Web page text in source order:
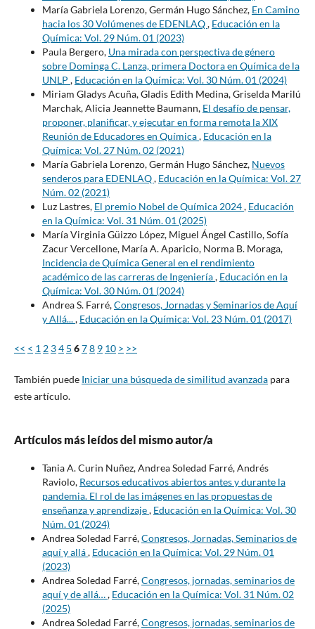
María Gabriela Lorenzo, Germán Hugo Sánchez, En Camino
hacia los 30 Volúmenes de EDENLAQ, Educación en la
Química: Vol. 29 Núm. 01 (2023)
Paula Bergero, Una mirada con perspectiva de género
sobre Dominga C. Lanza, primera Doctora en Química de la
UNLP , Educación en la Química: Vol. 30 Núm. 01 (2024)
Miriam Gladys Acuña, Gladis Edith Medina, Griselda Marilú
Marchak, Alicia Jeannette Baumann, El desafío de pensar,
proponer, planificar, y ejecutar en forma remota la XIX
Reunión de Educadores en Química, Educación en la
Química: Vol. 27 Núm. 02 (2021)
María Gabriela Lorenzo, Germán Hugo Sánchez, Nuevos
senderos para EDENLAQ, Educación en la Química: Vol. 27
Núm. 02 (2021)
Luz Lastres, El premio Nobel de Química 2024, Educación
en la Química: Vol. 31 Núm. 01 (2025)
María Virginia Güizzo López, Miguel Ángel Castillo, Sofía
Zacur Vercellone, María A. Aparicio, Norma B. Moraga,
Incidencia de Química General en el rendimiento
académico de las carreras de Ingeniería, Educación en la
Química: Vol. 30 Núm. 01 (2024)
Andrea S. Farré,Congresos, Jornadas y Seminarios de Aquí
y Allá..., Educación en la Química: Vol. 23 Núm. 01 (2017)
<< < 1 2 34 5 678 9 10 > >>
También puede Iniciar una búsqueda de similitud avanzadapara
este artículo.
Artículos más leídos del mismo autor/a
Tania A. Curin Nuñez, Andrea Soledad Farré, Andrés
Raviolo, Recursos educativos abiertos antes y durante la
pandemia. El rol de las imágenes en las propuestas de
enseñanza y aprendizaje, Educación en la Química: Vol. 30
Núm. 01 (2024)
Andrea Soledad Farré,Congresos, Jornadas, Seminarios de
aquí y allá, Educación en la Química: Vol. 29 Núm. 01
(2023)
Andrea Soledad Farré,Congresos, jornadas, seminarios de
aquí y de allá…, Educación en la Química: Vol. 31 Núm. 02
(2025)
Andrea Soledad Farré,Congresos, jornadas, seminarios de